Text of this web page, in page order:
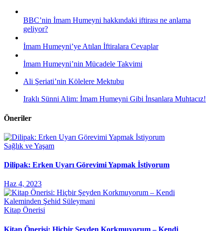
BBC’nin İmam Humeyni hakkındaki iftirası ne anlama
geliyor?
İmam Humeyni’ye Atılan İftiralara Cevaplar
İmam Humeyni’nin Mücadele Takvimi
Ali Şeriati’nin Kölelere Mektubu
Iraklı Sünni Alim: İmam Humeyni Gibi İnsanlara Muhtacız!
Öneriler
Sağlık ve Yaşam
Dilipak: Erken Uyarı Görevimi Yapmak İstiyorum
Haz 4, 2023
Kitap Önerisi
Kitap Önerisi: Hiçbir Şeyden Korkmuyorum – Kendi